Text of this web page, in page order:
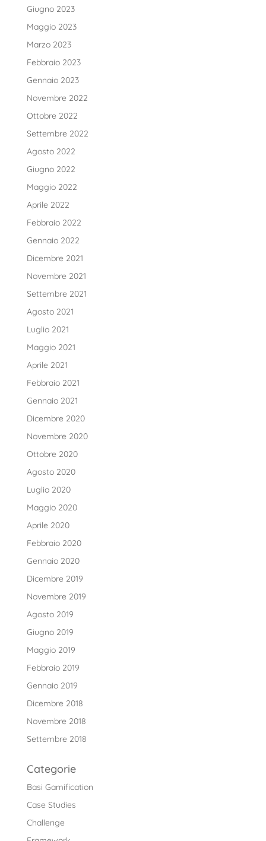
Giugno 2023
Maggio 2023
Marzo 2023
Febbraio 2023
Gennaio 2023
Novembre 2022
Ottobre 2022
Settembre 2022
Agosto 2022
Giugno 2022
Maggio 2022
Aprile 2022
Febbraio 2022
Gennaio 2022
Dicembre 2021
Novembre 2021
Settembre 2021
Agosto 2021
Luglio 2021
Maggio 2021
Aprile 2021
Febbraio 2021
Gennaio 2021
Dicembre 2020
Novembre 2020
Ottobre 2020
Agosto 2020
Luglio 2020
Maggio 2020
Aprile 2020
Febbraio 2020
Gennaio 2020
Dicembre 2019
Novembre 2019
Agosto 2019
Giugno 2019
Maggio 2019
Febbraio 2019
Gennaio 2019
Dicembre 2018
Novembre 2018
Settembre 2018
Categorie
Basi Gamification
Case Studies
Challenge